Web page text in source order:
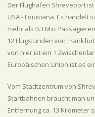
Der Flughafen Shreveport
USA - Louisiana. Es handelt
mehr als 0.3 Mio
12 Flugstunden von
von hier ist ein 1
Europäischen Union ist es
Vom Stadtzentrum von
Startbahnen braucht man
Entfernung ca. 13 Kilometer